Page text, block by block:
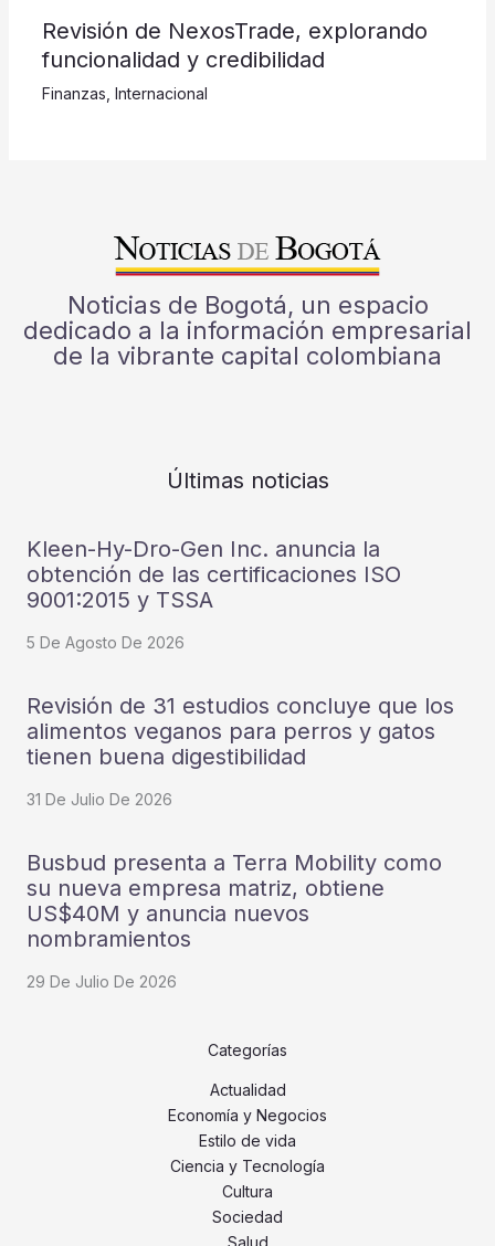
Revisión de NexosTrade, explorando
funcionalidad y credibilidad
Finanzas Internacional
Noticias de Bogotá, un espacio
dedicado a la información empresarial
de la vibrante capital colombiana
Últimas noticias
Kleen-Hy-Dro-Gen Inc. anuncia la
obtención de las certificaciones ISO
9001:2015 y TSSA
5 De Agosto De 2026
Revisión de 31 estudios concluye que los
alimentos veganos para perros y gatos
tienen buena digestibilidad
31 De Julio De 2026
Busbud presenta a Terra Mobility como
su nueva empresa matriz, obtiene
US$40M y anuncia nuevos
nombramientos
29 De Julio De 2026
Categorías
Actualidad
Economía y Negocios
Estilo de vida
Ciencia y Tecnología
Cultura
Sociedad